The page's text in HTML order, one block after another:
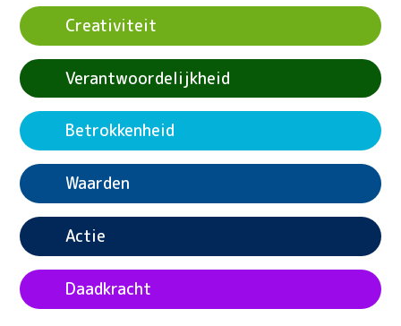
Creativiteit
Verantwoordelijkheid
Betrokkenheid
Waarden
Actie
Daadkracht